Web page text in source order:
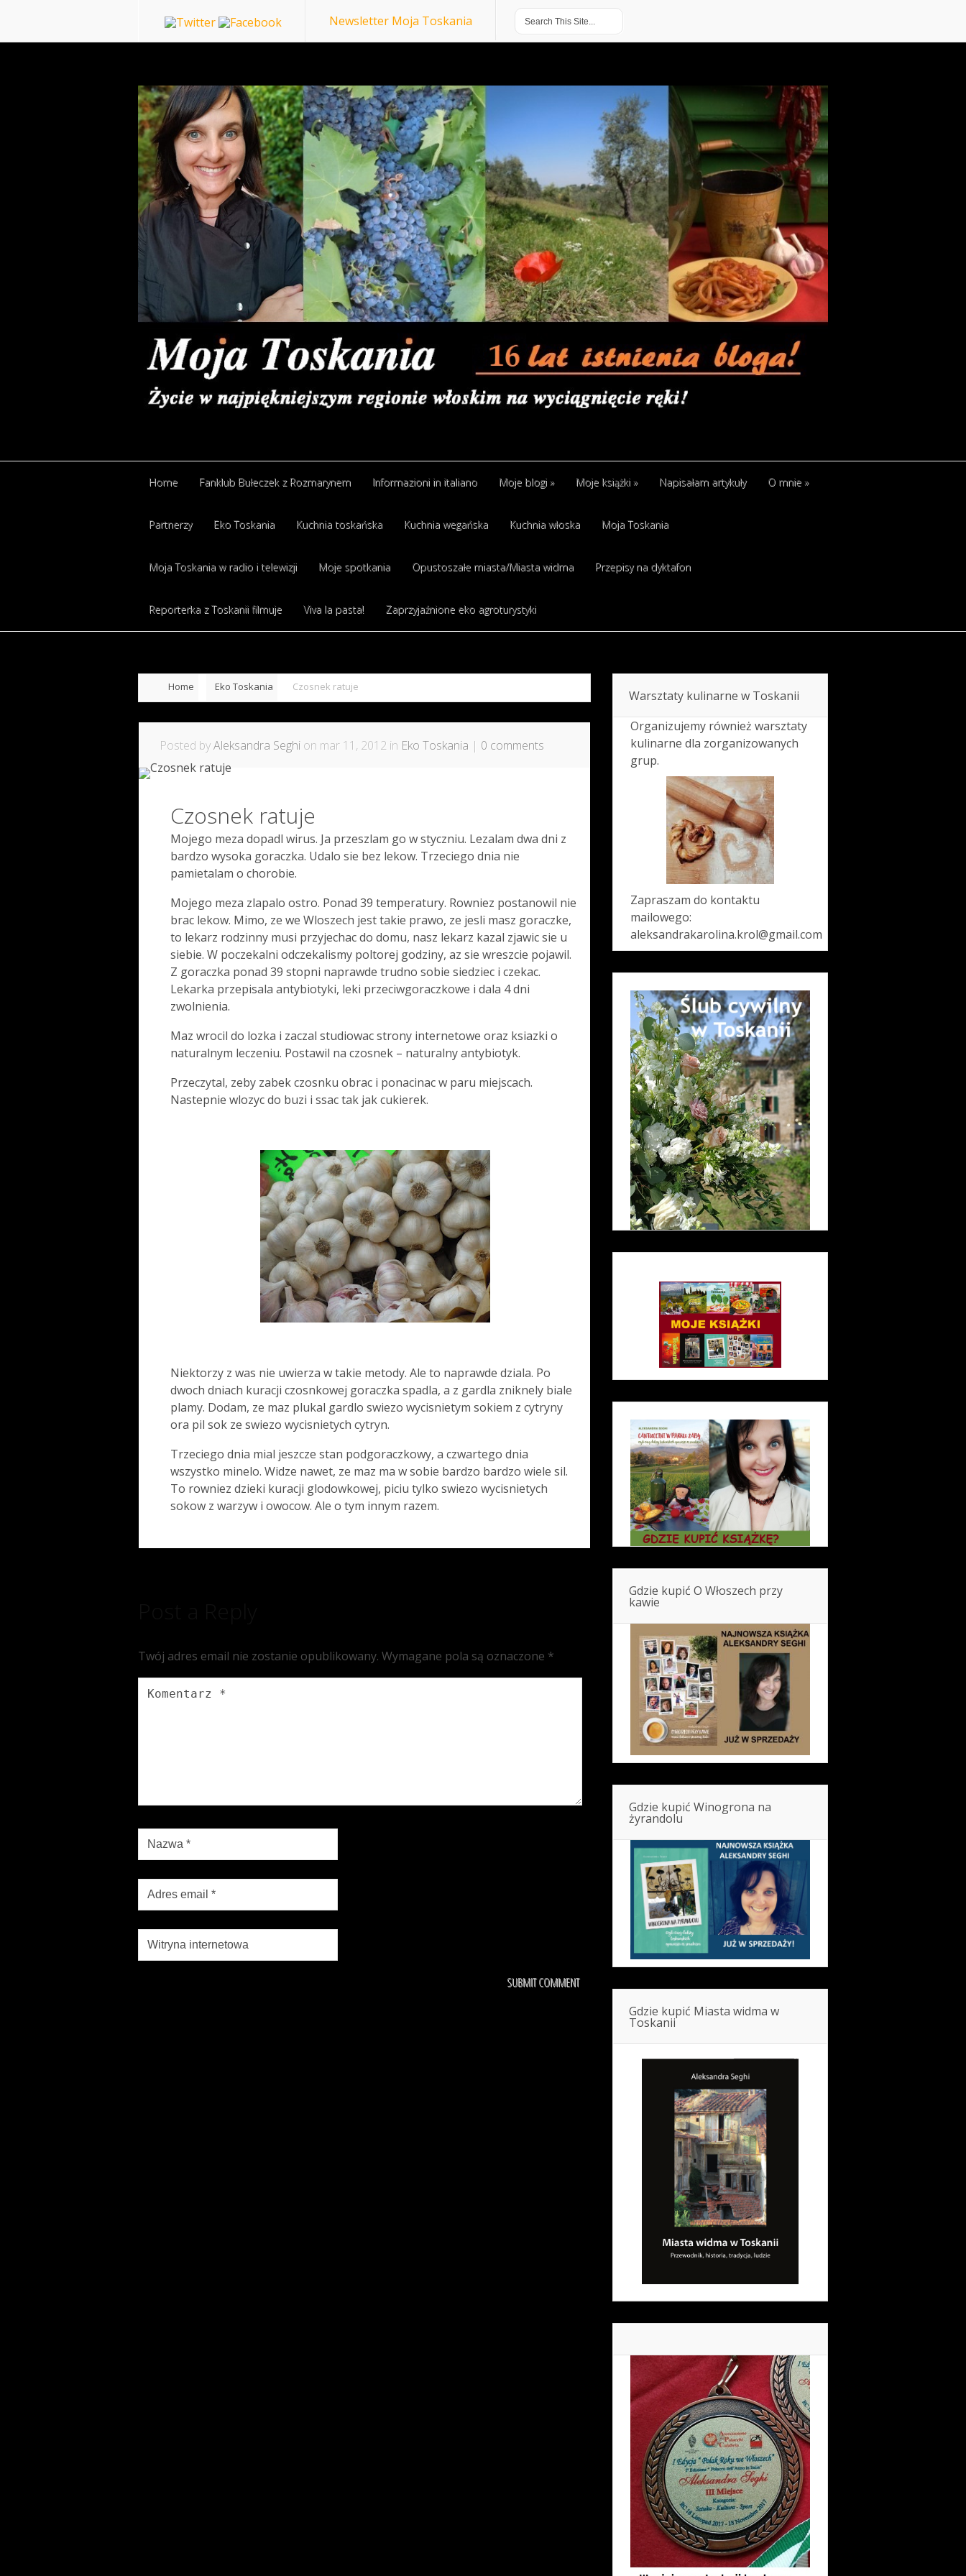
Newsletter Moja Toskania
Home Fanklub Bułeczek z Rozmarynem Informazioni in italiano Moje blogi » Moje książki » Napisałam artykuły O mnie »
Partnerzy Eko Toskania Kuchnia toskańska Kuchnia wegańska Kuchnia włoska Moja Toskania
Moja Toskania w radio i telewizji Moje spotkania Opustoszałe miasta/Miasta widma Przepisy na dyktafon
Reporterka z Toskanii filmuje Viva la pasta! Zaprzyjaźnione eko agroturystyki
Home Eko Toskania Czosnek ratuje
Posted byAleksandra Seghi on mar 11, 2012 in Eko Toskania | 0 comments
Czosnek ratuje
Mojego meza dopadl wirus. Ja przeszlam go w styczniu. Lezalam dwa dni z
bardzo wysoka goraczka. Udalo sie bez lekow. Trzeciego dnia nie
pamietalam o chorobie.
Mojego meza zlapalo ostro. Ponad 39 temperatury. Rowniez postanowil nie
brac lekow. Mimo, ze we Wloszech jest takie prawo, ze jesli masz goraczke,
to lekarz rodzinny musi przyjechac do domu, nasz lekarz kazal zjawic sie u
siebie. W poczekalni odczekalismy poltorej godziny, az sie wreszcie pojawil.
Z goraczka ponad 39 stopni naprawde trudno sobie siedziec i czekac.
Lekarka przepisala antybiotyki, leki przeciwgoraczkowe i dala 4 dni
zwolnienia.
Maz wrocil do lozka i zaczal studiowac strony internetowe oraz ksiazki o
naturalnym leczeniu. Postawil na czosnek – naturalny antybiotyk.
Przeczytal, zeby zabek czosnku obrac i ponacinac w paru miejscach.
Nastepnie wlozyc do buzi i ssac tak jak cukierek.
Niektorzy z was nie uwierza w takie metody. Ale to naprawde dziala. Po
dwoch dniach kuracji czosnkowej goraczka spadla, a z gardla zniknely biale
plamy. Dodam, ze maz plukal gardlo swiezo wycisnietym sokiem z cytryny
ora pil sok ze swiezo wycisnietych cytryn.
Trzeciego dnia mial jeszcze stan podgoraczkowy, a czwartego dnia
wszystko minelo. Widze nawet, ze maz ma w sobie bardzo bardzo wiele sil.
To rowniez dzieki kuracji glodowkowej, piciu tylko swiezo wycisnietych
sokow z warzyw i owocow. Ale o tym innym razem.
Twój adres email nie zostanie opublikowany. Wymagane pola są oznaczone *
Warsztaty kulinarne w Toskanii
Organizujemy również warsztaty
kulinarne dla zorganizowanych
grup.
Zapraszam do kontaktu
mailowego:
aleksandrakarolina.krol@gmail.com
Gdzie kupić O Włoszech przy
kawie
Gdzie kupić Winogrona na
żyrandolu
Gdzie kupić Miasta widma w
Toskanii